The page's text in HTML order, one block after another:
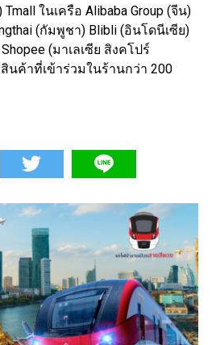
ในเครือ Alibaba Group (จีน)
(กัมพูชา) Blibli (อินโดนีเซีย)
(มาเลเซีย สิงคโปร์
นค้าที่เข้าร่วมในร้านกว่า 200